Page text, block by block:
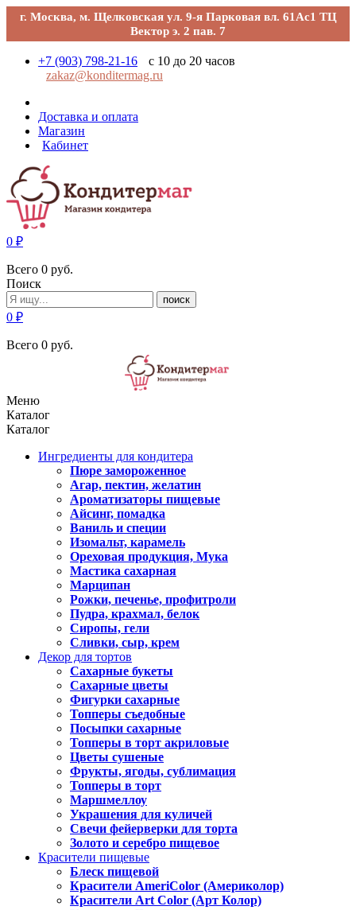
г. Москва, м. Щелковская ул. 9-я Парковая вл. 61Ас1 ТЦ
Вектор э. 2 пав. 7
+7 (903) 798-21-16
с 10 до 20 часов
zakaz@konditermag.ru
Доставка и оплата
Магазин
Кабинет
0 ₽
Всего 0 руб.
Поиск
поиск
0 ₽
Всего 0 руб.
Меню
Каталог
Каталог
Ингредиенты для кондитера
Пюре замороженное
Агар, пектин, желатин
Ароматизаторы пищевые
Айсинг, помадка
Ваниль и специи
Изомальт, карамель
Ореховая продукция, Мука
Мастика сахарная
Марципан
Рожки, печенье, профитроли
Пудра, крахмал, белок
Сиропы, гели
Сливки, сыр, крем
Декор для тортов
Сахарные букеты
Сахарные цветы
Фигурки сахарные
Топперы съедобные
Посыпки сахарные
Топперы в торт акриловые
Цветы сушеные
Фрукты, ягоды, сублимация
Топперы в торт
Маршмеллоу
Украшения для куличей
Свечи фейерверки для торта
Золото и серебро пищевое
Красители пищевые
Блеск пищевой
Красители AmeriColor (Америколор)
Красители Art Color (Арт Колор)